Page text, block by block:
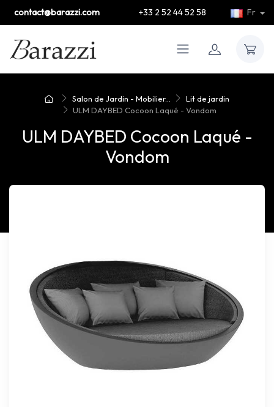
contact@barazzi.com +33 2 52 44 52 58 Fr
Salon de Jardin - Mobilier...
Lit de jardin
ULM DAYBED Cocoon Laqué - Vondom
ULM DAYBED Cocoon Laqué -
Vondom